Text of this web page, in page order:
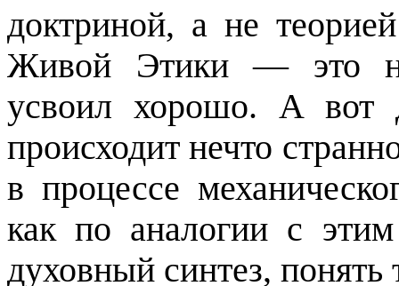
доктриной, а не
Живой Этики — это
усвоил хорошо. А вот
происходит нечто
в процессе
как по аналогии с
духовный синтез, понять